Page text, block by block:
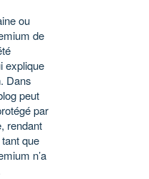
ou
de
explique
Dans
peut
par
rendant
que
n’a